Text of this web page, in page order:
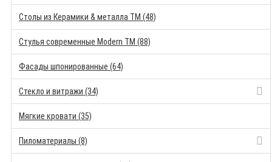
Столы из Керамики & металла TM (48)
Стулья современные Modern TM (88)
Фасады шпонированные (64)
Стекло и витражи (34)
Мягкие кровати (35)
Пиломатериалы (8)